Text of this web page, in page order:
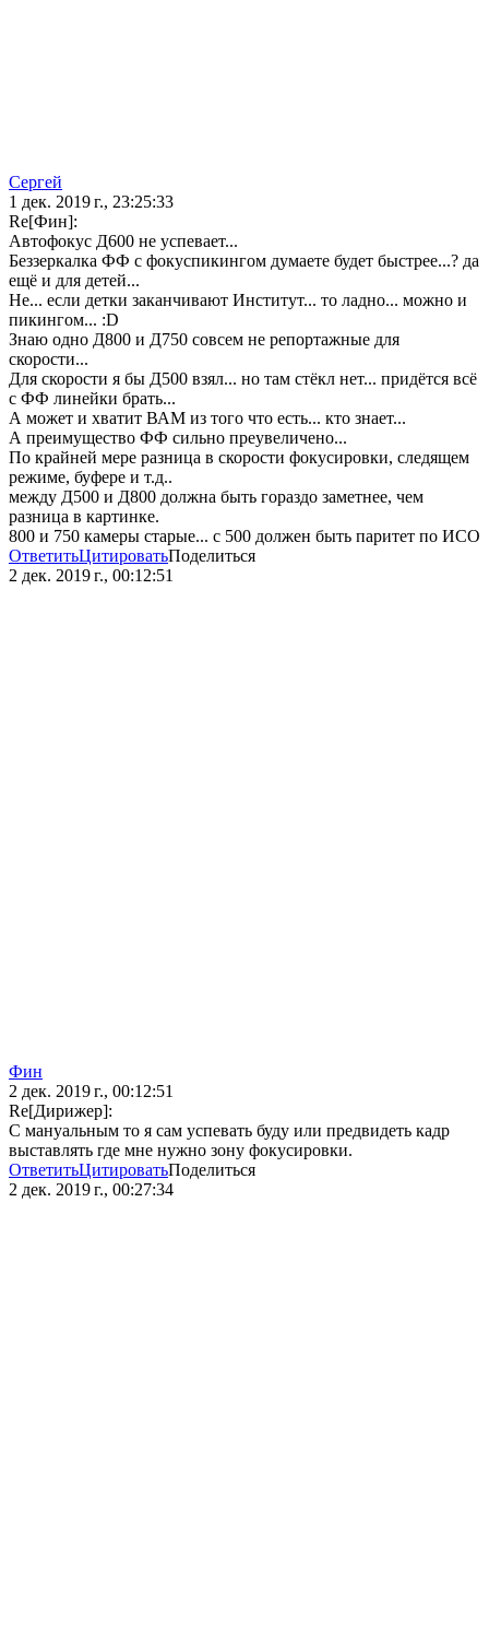
Сергей
1 дек. 2019 г., 23:25:33
Re[Фин]:
Автофокус Д600 не успевает...
Беззеркалка ФФ с фокуспикингом думаете будет быстрее...? да
ещё и для детей...
Не... если детки заканчивают Институт... то ладно... можно и
пикингом... :D
Знаю одно Д800 и Д750 совсем не репортажные для
скорости...
Для скорости я бы Д500 взял... но там стёкл нет... придётся всё
с ФФ линейки брать...
А может и хватит ВАМ из того что есть... кто знает...
А преимущество ФФ сильно преувеличено...
По крайней мере разница в скорости фокусировки, следящем
режиме, буфере и т.д..
между Д500 и Д800 должна быть гораздо заметнее, чем
разница в картинке.
800 и 750 камеры старые... с 500 должен быть паритет по ИСО
ОтветитьЦитироватьПоделиться
2 дек. 2019 г., 00:12:51
Фин
2 дек. 2019 г., 00:12:51
Re[Дирижер]:
С мануальным то я сам успевать буду или предвидеть кадр
выставлять где мне нужно зону фокусировки.
ОтветитьЦитироватьПоделиться
2 дек. 2019 г., 00:27:34